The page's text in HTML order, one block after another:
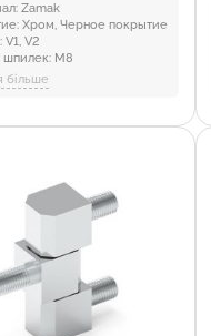
Zamak
Хром, Черное покрытие
V1, V2
шпилек: M8
8 мм
отверстий (шпилек)
180°
Нержавеющая
Промышленность и
більше